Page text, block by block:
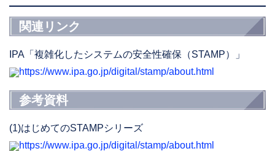
関連リンク
IPA「複雑化したシステムの安全性確保（STAMP）」
https://www.ipa.go.jp/digital/stamp/about.html
参考資料
(1)はじめてのSTAMPシリーズ
https://www.ipa.go.jp/digital/stamp/about.html